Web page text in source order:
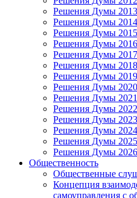
Решения Думы 2013
Решения Думы 2014
Решения Думы 2015
Решения Думы 2016
Решения Думы 2017
Решения Думы 2018
Решения Думы 2019
Решения Думы 2020
Решения Думы 2021
Решения Думы 2022
Решения Думы 2023
Решения Думы 2024
Решения Думы 2025
Решения Думы 2026
Общественность
Общественные
Концепция
самоуправления с